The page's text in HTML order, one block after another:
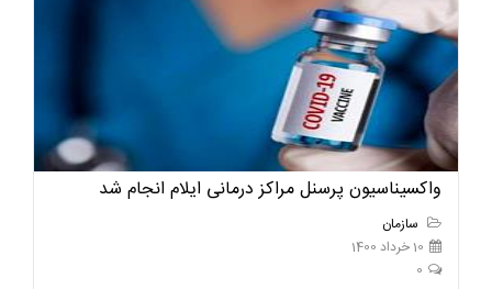
واکسیناسیون پرسنل مراکز درمانی ایلام انجام شد
سازمان
10 خرداد 1400
0